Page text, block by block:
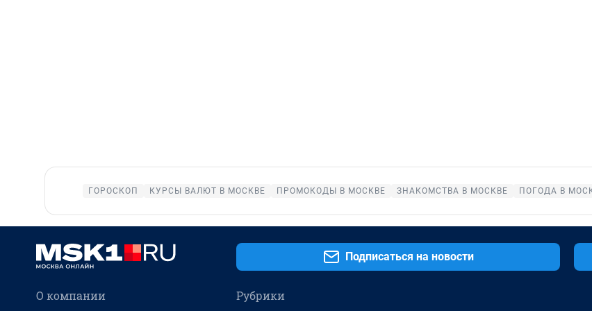
ГОРОСКОП КУРСЫ ВАЛЮТ В МОСКВЕ ПРОМОКОДЫ В МОСКВЕ ЗНАКОМСТВА В МОСКВЕ ПОГОДА В
Подписаться на новости
О компании Рубрики